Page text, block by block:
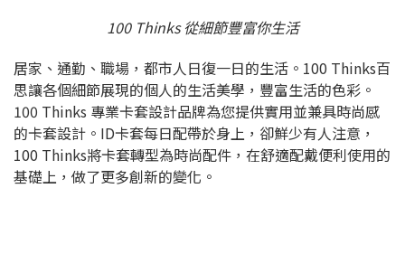
100 Thinks從細節豐富你生活
居家、通勤、職場，都市人日復一日的生活。100 Thinks百
思讓各個細節展現的個人的生活美學，豐富生活的色彩。
100 Thinks 專業卡套設計品牌為您提供實用並兼具時尚感
的卡套設計。ID卡套每日配帶於身上，卻鮮少有人注意，
100 Thinks將卡套轉型為時尚配件，在舒適配戴便利使用的
基礎上，做了更多創新的變化。